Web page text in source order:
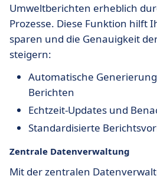
Umweltberichten erheblich
Prozesse. Diese Funktion hilft
sparen und die Genauigkeit
steigern:
Automatische
Berichten
Echtzeit-Updates und
Standardisierte
Zentrale Datenverwaltung
Mit der zentralen